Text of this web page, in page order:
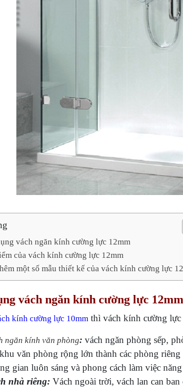
vách ngăn kính cường lực 12mm
của vách kính cường lực 12mm
một số mẫu thiết kế của vách kính cường lực
vách ngăn kính cường lực 12mm
kính cường lực 10mm thì vách kính cường
ngăn kính văn phòng: vách ngăn phòng sếp,
văn phòng rộng lớn thành các phòng
gian luôn sáng và phong cách làm việc
nhà riêng: Vách ngoài trời, vách lan can